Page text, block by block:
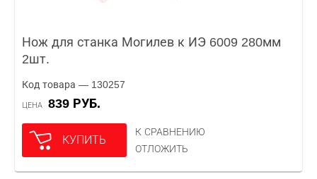
Нож для станка Могилев к ИЭ 6009 280мм
2шт.
Код товара — 130257
ЦЕНА 839 РУБ.
КУПИТЬ
К СРАВНЕНИЮ
ОТЛОЖИТЬ